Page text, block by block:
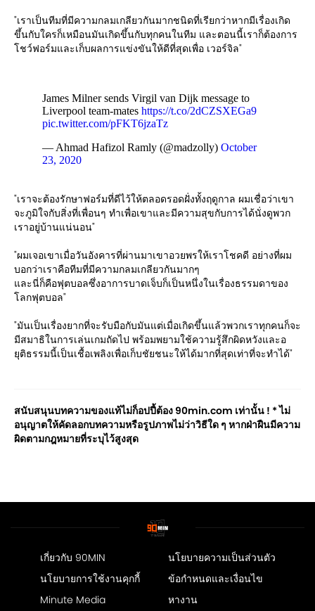
"เราเป็นทีมที่มีความกลมเกลียวกันมากชนิดที่เรียกว่าหากมีเรื่องเกิด
ขึ้นกับใครก็เหมือนมันเกิดขึ้นกับทุกคนในทีม และตอนนี้เราก็ต้องการ
โชว์ฟอร์มและเก็บผลการแข่งขันให้ดีที่สุดเพื่อ เวอร์จิล"
James Milner sends Virgil van Dijk message to
Liverpool team-mates https://t.co/2dCZSXEGa9
pic.twitter.com/pFKT6jzaTz
— Ahmad Hafizol Ramly (@madzolly) October
23, 2020
"เราจะต้องรักษาฟอร์มที่ดีไว้ให้ตลอดรอดฝั่งทั้งฤดูกาล ผมเชื่อว่าเขา
จะภูมิใจกับสิ่งที่เพื่อนๆ ทำเพื่อเขาและมีความสุขกับการได้นั่งดูพวก
เราอยู่บ้านแน่นอน"
"ผมเจอเขาเมื่อวันอังคารที่ผ่านมาเขาอวยพรให้เราโชคดี อย่างที่ผม
บอกว่าเราคือทีมที่มีความกลมเกลียวกันมากๆ
และนี่ก็คือฟุตบอลซึ่งอาการบาดเจ็บก็เป็นหนึ่งในเรื่องธรรมดาของ
โลกฟุตบอล"
"มันเป็นเรื่องยากที่จะรับมือกับมันแต่เมื่อเกิดขึ้นแล้วพวกเราทุกคนก็จะ
มีสมาธิในการเล่นเกมถัดไป พร้อมพยามใช้ความรู้สึกผิดหวังและอ
ยุติธรรมนี้เป็นเชื้อเพลิงเพื่อเก็บชัยชนะให้ได้มากที่สุดเท่าที่จะทำได้"
สนับสนุนบทความของแท้ไม่ก็อปปี้ต้อง 90min.com เท่านั้น ! * ไม่
อนุญาตให้คัดลอกบทความหรือรูปภาพไม่ว่าวิธีใด ๆ หากฝ่าฝืนมีความ
ผิดตามกฎหมายที่ระบุไว้สูงสุด
เกี่ยวกับ 90MIN
นโยบายความเป็นส่วนตัว
นโยบายการใช้งานคุกกี้
ข้อกำหนดและเงื่อนไข
Minute Media
หางาน